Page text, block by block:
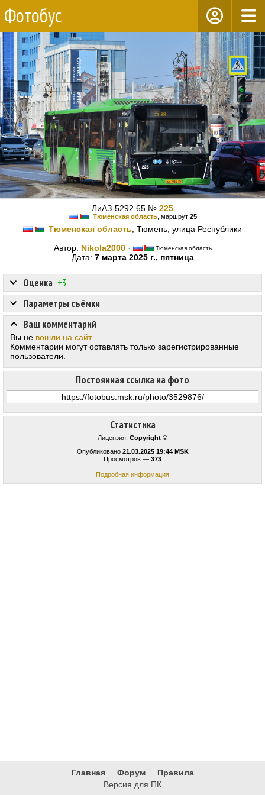
Фотобус
ЛиАЗ-5292.65 № 225
Тюменская область, маршрут 25
Тюменская область , Тюмень, улица Республики
Автор: Nikola2000· Тюменская область
Дата: 7 марта 2025 г., пятница
Статистика
Лицензия: Copyright ©
Опубликовано 21.03.2025 19:44 MSK
Просмотров — 373
Подробная информация
Оценка +3
Постоянная ссылка на фото
Параметры съёмки
Ваш комментарий
Вы не вошли на сайт.
Комментарии могут оставлять только зарегистрированные
пользователи.
Главная Форум
Правила
Версия для ПК